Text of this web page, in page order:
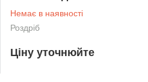
Немає в наявності
Роздріб
Ціну уточнюйте